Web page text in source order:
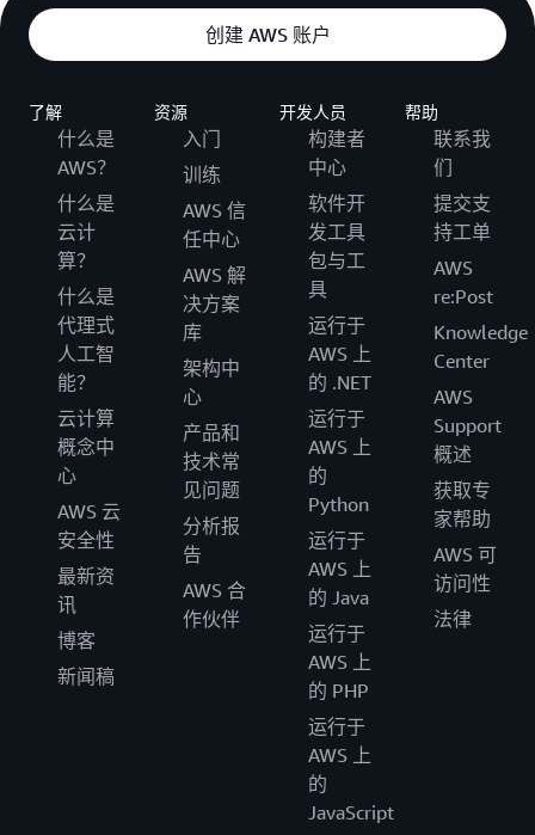
创建 AWS 账户
了解
什么是
AWS？
什么是
云计
算？
什么是
代理式
人工智
能？
云计算
概念中
心
AWS 云
安全性
最新资
讯
博客
新闻稿
资源
入门
训练
AWS 信
任中心
AWS 解
决方案
库
架构中
心
产品和
技术常
见问题
分析报
告
AWS 合
作伙伴
开发人员
构建者
中心
软件开
发工具
包与工
具
运行于
AWS 上
的 .NET
运行于
AWS 上
的
Python
运行于
AWS 上
的 Java
运行于
AWS 上
的 PHP
运行于
AWS 上
的
JavaScript
帮助
联系我
们
提交支
持工单
AWS
re:Post
Knowledge
Center
AWS
Support
概述
获取专
家帮助
AWS 可
访问性
法律